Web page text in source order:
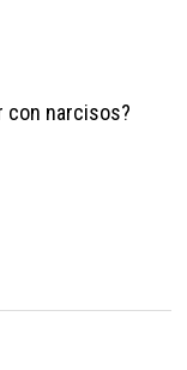
con narcisos?